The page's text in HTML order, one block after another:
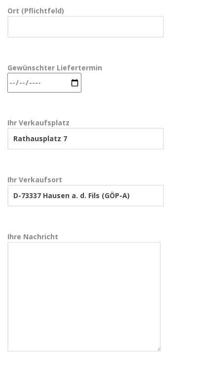
Ort (Pflichtfeld)
Gewünschter Liefertermin
Ihr Verkaufsplatz
Ihr Verkaufsort
Ihre Nachricht